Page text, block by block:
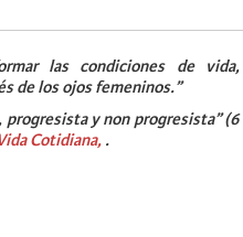
las condiciones de vida,
de los ojos femeninos.”
y non progresista” (6
Cotidiana, .